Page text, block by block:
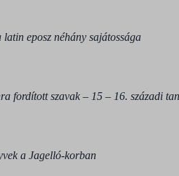
eposz néhány sajátossága
fordított szavak – 15 – 16. századi
a Jagelló-korban